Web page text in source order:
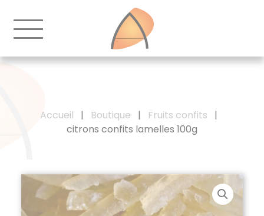
Accueil | Boutique | Fruits confits
|
citrons confits lamelles 100g